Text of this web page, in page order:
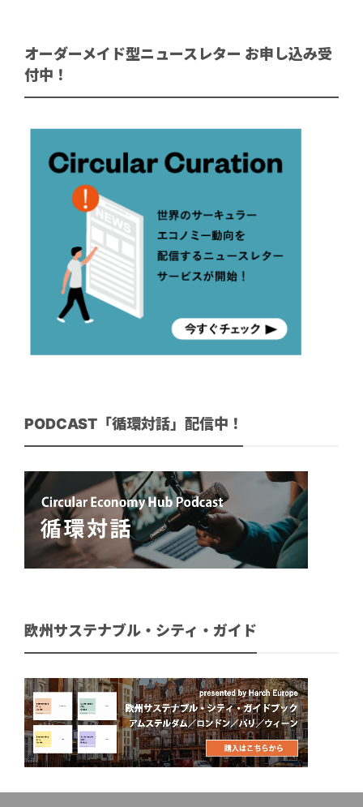
オーダーメイド型ニュースレター お申し込み受
付中！
PODCAST「循環対話」配信中！
欧州サステナブル・シティ・ガイド